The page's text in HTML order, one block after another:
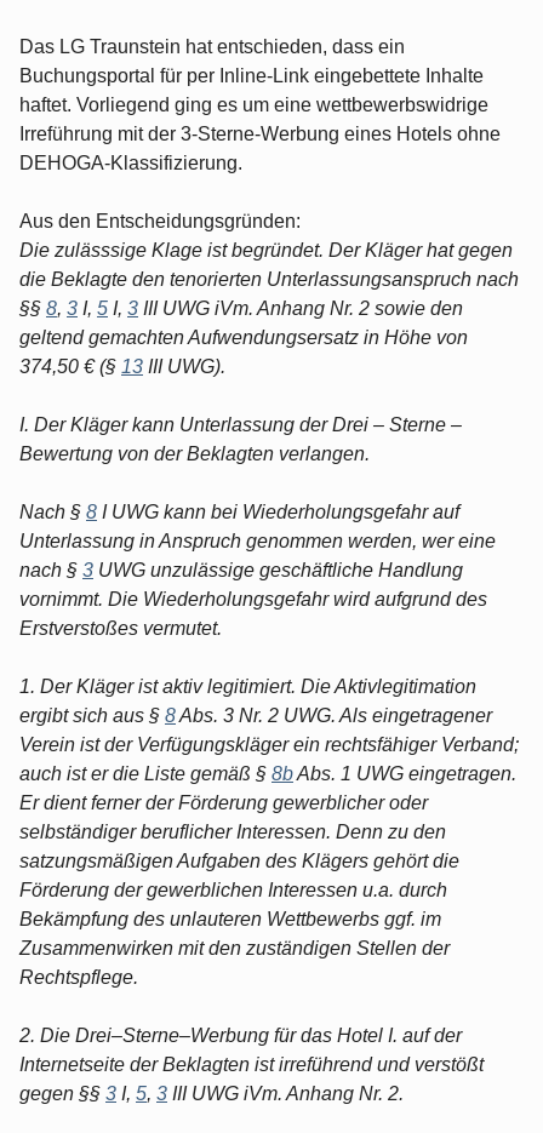
Das LG Traunstein hat entschieden, dass ein
Buchungsportal für per Inline-Link eingebettete Inhalte
haftet. Vorliegend ging es um eine wettbewerbswidrige
Irreführung mit der 3-Sterne-Werbung eines Hotels ohne
DEHOGA-Klassifizierung.
Aus den Entscheidungsgründen:
Die zulässsige Klage ist begründet. Der Kläger hat gegen
die Beklagte den tenorierten Unterlassungsanspruch nach
§§ 8, 3 I, 5 I, 3 III UWG iVm. Anhang Nr. 2 sowie den
geltend gemachten Aufwendungsersatz in Höhe von
374,50 € (§ 13 III UWG).
I. Der Kläger kann Unterlassung der Drei – Sterne –
Bewertung von der Beklagten verlangen.
Nach § 8 I UWG kann bei Wiederholungsgefahr auf
Unterlassung in Anspruch genommen werden, wer eine
nach § 3 UWG unzulässige geschäftliche Handlung
vornimmt. Die Wiederholungsgefahr wird aufgrund des
Erstverstoßes vermutet.
1. Der Kläger ist aktiv legitimiert. Die Aktivlegitimation
ergibt sich aus § 8Abs. 3 Nr. 2 UWG. Als eingetragener
Verein ist der Verfügungskläger ein rechtsfähiger Verband;
auch ist er die Liste gemäß § 8bAbs. 1 UWG eingetragen.
Er dient ferner der Förderung gewerblicher oder
selbständiger beruflicher Interessen. Denn zu den
satzungsmäßigen Aufgaben des Klägers gehört die
Förderung der gewerblichen Interessen u.a. durch
Bekämpfung des unlauteren Wettbewerbs ggf. im
Zusammenwirken mit den zuständigen Stellen der
Rechtspflege.
2. Die Drei–Sterne–Werbung für das Hotel I. auf der
Internetseite der Beklagten ist irreführend und verstößt
gegen §§ 3 I, 5, 3 III UWG iVm. Anhang Nr. 2.